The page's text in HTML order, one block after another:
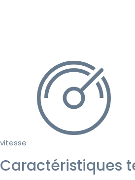
vitesse
Caractéristiques